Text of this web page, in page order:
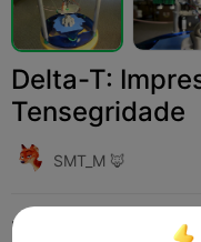
Delta-T:
Tensegridade
SMT_M 🦊
Print Settings (1)